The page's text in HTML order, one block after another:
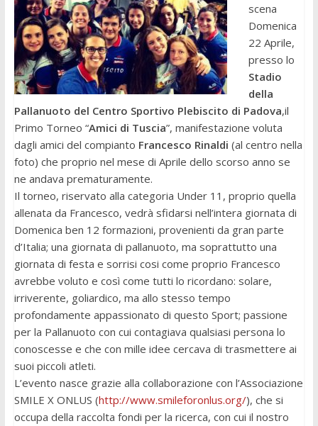
scena
Domenica
22 Aprile,
presso lo
Stadio
della
Pallanuoto del Centro Sportivo Plebiscito di Padova,il
Primo Torneo “Amici di Tuscia”, manifestazione voluta
dagli amici del compianto Francesco Rinaldi (al centro nella
foto) che proprio nel mese di Aprile dello scorso anno se
ne andava prematuramente.
Il torneo, riservato alla categoria Under 11, proprio quella
allenata da Francesco, vedrà sfidarsi nell’intera giornata di
Domenica ben 12 formazioni, provenienti da gran parte
d’Italia; una giornata di pallanuoto, ma soprattutto una
giornata di festa e sorrisi cosi come proprio Francesco
avrebbe voluto e così come tutti lo ricordano: solare,
irriverente, goliardico, ma allo stesso tempo
profondamente appassionato di questo Sport; passione
per la Pallanuoto con cui contagiava qualsiasi persona lo
conoscesse e che con mille idee cercava di trasmettere ai
suoi piccoli atleti.
L’evento nasce grazie alla collaborazione con l’Associazione
SMILE X ONLUS (http://www.smileforonlus.org/), che si
occupa della raccolta fondi per la ricerca, con cui il nostro